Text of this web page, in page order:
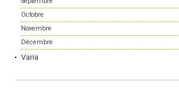
Octobre
Novembre
Décembre
Varia